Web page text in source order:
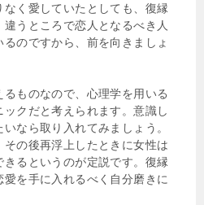
く愛していたとしても、復縁
うところで恋人となるべき人
のですから、前を向きましょ
ものなので、心理学を用いる
クだと考えられます。意識し
なら取り入れてみましょう。
の後再浮上したときに女性は
るというのが定説です。復縁
を手に入れるべく自分磨きに